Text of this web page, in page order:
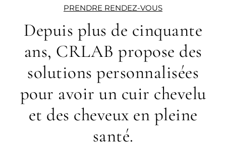
PRENDRE RENDEZ-VOUS
Depuis plus de cinquante
ans, CRLAB propose des
solutions personnalisées
pour avoir un cuir chevelu
et des cheveux en pleine
santé.